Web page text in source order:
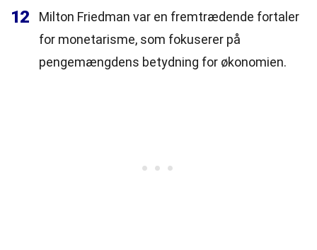
12
Milton Friedman var en fremtrædende fortaler
for monetarisme, som fokuserer på
pengemængdens betydning for økonomien.